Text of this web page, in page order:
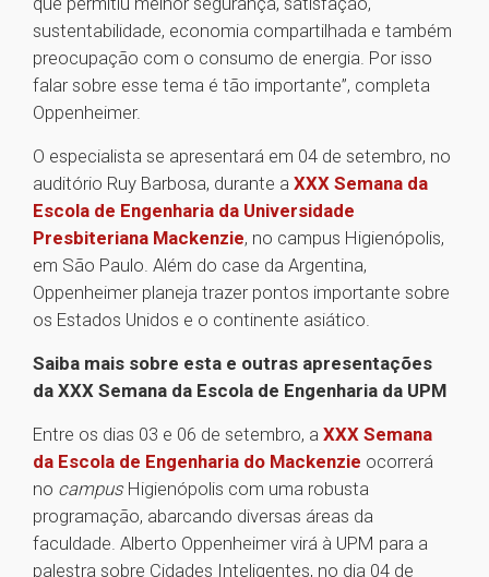
sustentabilidade, economia compartilhada e também
preocupação com o consumo de energia. Por isso
falar sobre esse tema é tão importante”, completa
Oppenheimer.
O especialista se apresentará em 04 de setembro, no
auditório Ruy Barbosa, durante a XXX Semana da
Escola de Engenharia da Universidade
Presbiteriana Mackenzie, no campus Higienópolis,
em São Paulo. Além do case da Argentina,
Oppenheimer planeja trazer pontos importante sobre
os Estados Unidos e o continente asiático.
Saiba mais sobre esta e outras apresentações
da XXX Semana da Escola de Engenharia da UPM
Entre os dias 03 e 06 de setembro, a XXX Semana
da Escola de Engenharia do Mackenzie ocorrerá
no campus Higienópolis com uma robusta
programação, abarcando diversas áreas da
faculdade. Alberto Oppenheimer virá à UPM para a
palestra sobre Cidades Inteligentes, no dia 04 de